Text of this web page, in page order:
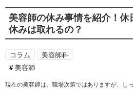
美容師の休み事情を紹介！休
休みは取れるの？
コラム
美容師科
美容師
現在の美容師は、職場次第ではありますが、し